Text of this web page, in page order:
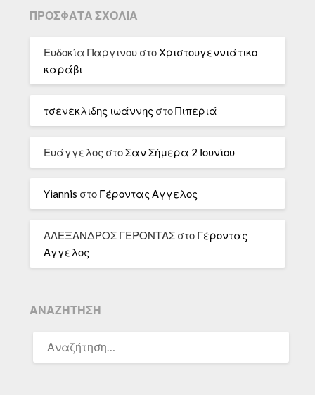
ΠΡΌΣΦΑΤΑ ΣΧΌΛΙΑ
Ευδοκία Παργινου στοΧριστουγεννιάτικο
καράβι
τσενεκλιδης ιωάννης στοΠιπεριά
Ευάγγελος στοΣαν Σήμερα 2 Ιουνίου
Yiannis στο Γέροντας Αγγελος
ΑΛΕΞΑΝΔΡΟΣ ΓΕΡΟΝΤΑΣ στο Γέροντας
Αγγελος
ΑΝΑΖΉΤΗΣΗ
ΓΙΑ: